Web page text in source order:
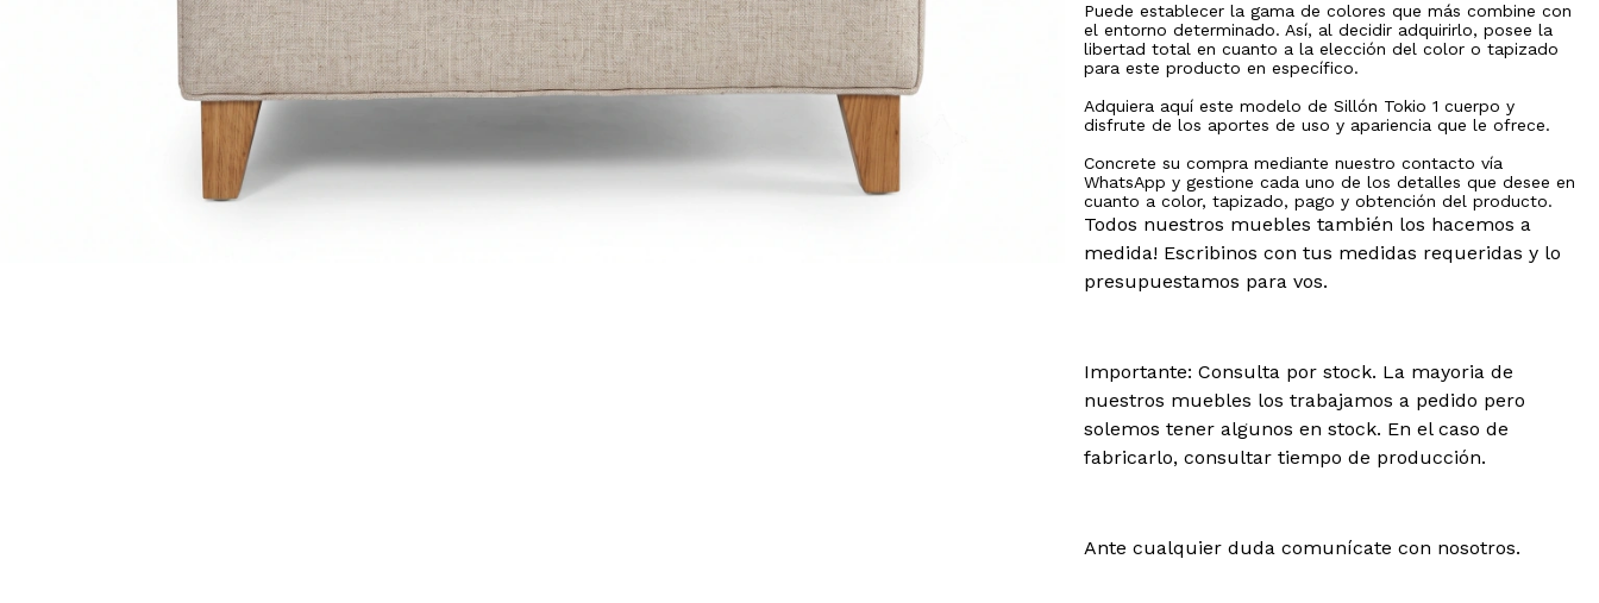
Puede establecer la gama de colores que más combine con
el entorno determinado. Así, al decidir adquirirlo, posee la
libertad total en cuanto a la elección del color o tapizado
para este producto en específico.
Adquiera aquí este modelo de Sillón Tokio 1 cuerpo y
disfrute de los aportes de uso y apariencia que le ofrece.
Concrete su compra mediante nuestro contacto vía
WhatsApp y gestione cada uno de los detalles que desee en
cuanto a color, tapizado, pago y obtención del producto.
Todos nuestros muebles también los hacemos a
medida! Escribinos con tus medidas requeridas y lo
presupuestamos para vos.
Importante: Consulta por stock. La mayoria de
nuestros muebles los trabajamos a pedido pero
solemos tener algunos en stock. En el caso de
fabricarlo, consultar tiempo de producción.
Ante cualquier duda comunícate con nosotros.